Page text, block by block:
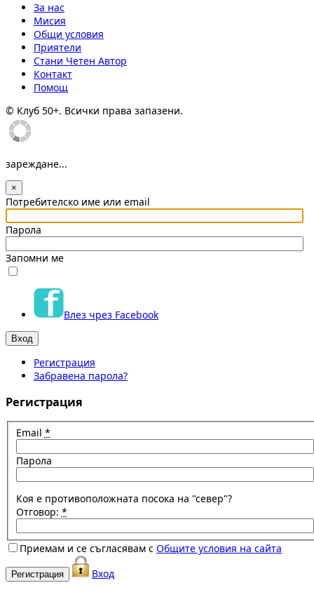
За нас
Мисия
Общи условия
Приятели
Стани Четен Автор
Контакт
Помощ
© Клуб 50+. Всички права запазени.
зареждане...
×
Потребителско име или email
Парола
Запомни ме
Влез чрез Facebook
Регистрация
Забравена парола?
Регистрация
Email *
Парола
Коя е противоположната посока на "север"?
Отговор: *
Приемам и се съгласявам с Общите условия на сайта
Вход